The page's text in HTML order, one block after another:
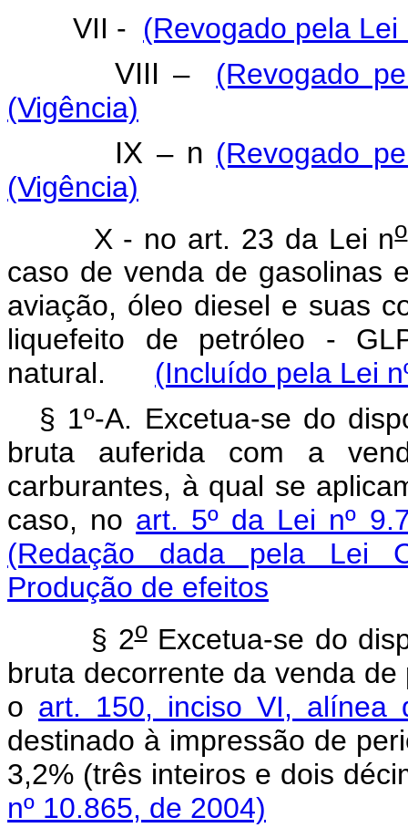
VII - (Revogado pela
VIII –
(Revogado
(Vigência)
IX – n (Revogado
(Vigência)
X - no art. 23 da Lei no
caso de venda de gasolinas
aviação, óleo diesel e suas
liquefeito de petróleo -
natural. (Incluído pela Lei
§ 1º-A. Excetua-se do
bruta auferida com a
carburantes, à qual se
caso, no art. 5º da Lei nº
(Redação dada pela Lei
Produção de efeitos
§ 2oExcetua-se do
bruta decorrente da venda
o art. 150, inciso VI, alínea
destinado à impressão de
3,2% (três inteiros e dois
nº 10.865, de 2004)